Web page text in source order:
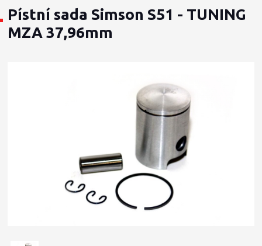
Pístní sada Simson S51 - TUNING
MZA 37,96mm